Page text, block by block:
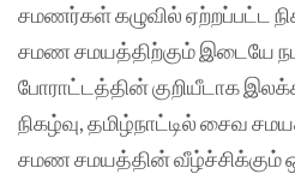
சமணர்கள் கழுவில் ஏற்றப்பட்ட
சமண சமயத்திற்கும் இடையே
போராட்டத்தின் குறியீடாக
நிகழ்வு, தமிழ்நாட்டில் சைவ
சமண சமயத்தின் வீழ்ச்சிக்கும்